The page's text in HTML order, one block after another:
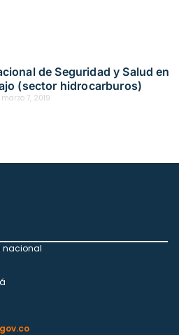
de Seguridad y Salud en
(sector hidrocarburos)
marzo 7, 2019
nacional